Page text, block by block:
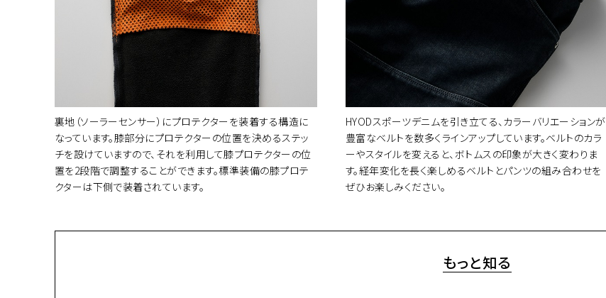
裏地（ソーラーセンサー）にプロテクターを装着する構造に
なっています。膝部分にプロテクターの位置を決めるステッ
チを設けていますので、それを利用して膝プロテクターの位
置を2段階で調整することができます。標準装備の膝プロテ
クターは下側で装着されています。
HYODスポーツデニムを引き立てる、カラーバリエーションが
豊富なベルトを数多くラインアップしています。ベルトのカラ
ーやスタイルを変えると、ボトムスの印象が大きく変わりま
す。経年変化を長く楽しめるベルトとパンツの組み合わせを
ぜひお楽しみください。
もっと知る